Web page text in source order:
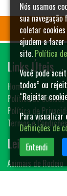
Links Úteis
Home
Política de Cookies
Política de
Termos e
Leilões
Animais de Rodeio
Nós usamos
sua
coletar
ajudem a fazer
site. Política
Você pode
todos” ou
“Rejeitar
Para
Definições de
Entendi